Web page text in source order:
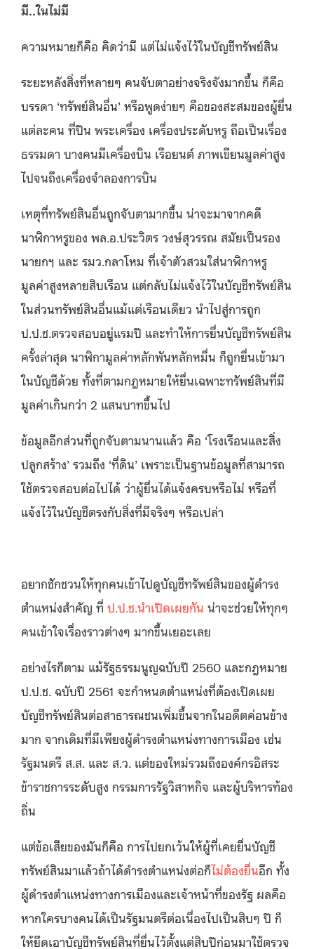
มี..ในไม่มี
ความหมายก็คือ คิดว่ามี แต่ไม่แจ้งไว้ในบัญชีทรัพย์สิน
ระยะหลังสิ่งที่หลายๆ คนจับตาอย่างจริงจังมากขึ้น ก็คือ
บรรดา ‘ทรัพย์สินอื่น’ หรือพูดง่ายๆ คือของสะสมของผู้ยื่น
แต่ละคน ที่ปืน พระเครื่อง เครื่องประดับหรู ถือเป็นเรื่อง
ธรรมดา บางคนมีเครื่องบิน เรือยนต์ ภาพเขียนมูลค่าสูง
ไปจนถึงเครื่องจำลองการบิน
เหตุที่ทรัพย์สินอื่นถูกจับตามากขึ้น น่าจะมาจากคดี
นาฬิกาหรูของ พล.อ.ประวิตร วงษ์สุวรรณ สมัยเป็นรอง
นายกฯ และ รมว.กลาโหม ที่เจ้าตัวสวมใส่นาฬิกาหรู
มูลค่าสูงหลายสิบเรือน แต่กลับไม่แจ้งไว้ในบัญชีทรัพย์สิน
ในส่วนทรัพย์สินอื่นแม้แต่เรือนเดียว นำไปสู่การถูก
ป.ป.ช.ตรวจสอบอยู่แรมปี และทำให้การยื่นบัญชีทรัพย์สิน
ครั้งล่าสุด นาฬิกามูลค่าหลักพันหลักหมื่น ก็ถูกยื่นเข้ามา
ในบัญชีด้วย ทั้งที่ตามกฎหมายให้ยื่นเฉพาะทรัพย์สินที่มี
มูลค่าเกินกว่า 2 แสนบาทขึ้นไป
ข้อมูลอีกส่วนที่ถูกจับตามนานแล้ว คือ ‘โรงเรือนและสิ่ง
ปลูกสร้าง’ รวมถึง ‘ที่ดิน’ เพราะเป็นฐานข้อมูลที่สามารถ
ใช้ตรวจสอบต่อไปได้ ว่าผู้ยื่นได้แจ้งครบหรือไม่ หรือที่
แจ้งไว้ในบัญชีตรงกับสิ่งที่มีจริงๆ หรือเปล่า
อยากชักชวนให้ทุกคนเข้าไปดูบัญชีทรัพย์สินของผู้ดำรง
ตำแหน่งสำคัญ ที่ ป.ป.ช.นำเปิดเผยกัน น่าจะช่วยให้ทุกๆ
คนเข้าใจเรื่องราวต่างๆ มากขึ้นเยอะเลย
อย่างไรก็ตาม แม้รัฐธรรมนูญฉบับปี 2560 และกฎหมาย
ป.ป.ช. ฉบับปี 2561 จะกำหนดตำแหน่งที่ต้องเปิดเผย
บัญชีทรัพย์สินต่อสาธารณชนเพิ่มขึ้นจากในอดีตค่อนข้าง
มาก จากเดิมที่มีเพียงผู้ดำรงตำแหน่งทางการเมือง เช่น
รัฐมนตรี ส.ส. และ ส.ว. แต่ของใหม่รวมถึงองค์กรอิสระ
ข้าราชการระดับสูง กรรมการรัฐวิสาหกิจ และผู้บริหารท้อง
ถิ่น
แต่ข้อเสียของมันก็คือ การไปยกเว้นให้ผู้ที่เคยยื่นบัญชี
ทรัพย์สินมาแล้วถ้าได้ดำรงตำแหน่งต่อก็ไม่ต้องยื่นอีก ทั้ง
ผู้ดำรงตำแหน่งทางการเมืองและเจ้าหน้าที่ของรัฐ ผลคือ
หากใครบางคนได้เป็นรัฐมนตรีต่อเนื่องไปเป็นสิบๆ ปี ก็
ให้ยึดเอาบัญชีทรัพย์สินที่ยื่นไว้ตั้งแต่สิบปีก่อนมาใช้ตรวจ